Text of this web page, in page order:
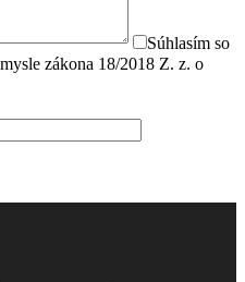
Súhlasím so
zákona 18/2018 Z. z. o